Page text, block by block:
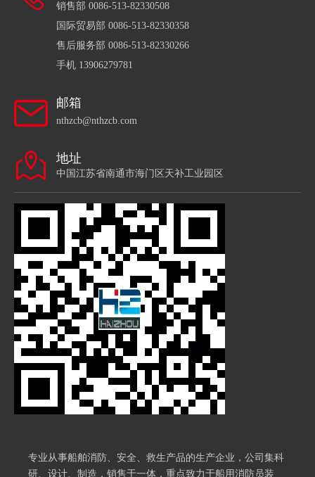
销售部 0086-513-82330508
国际贸易部 0086-513-82330358
售后服务部 0086-513-82330266
手机 13906279781
邮箱
nthzcb@nthzcb.com
地址
中国江苏省南通市海门区天补工业园区
专业从事船舶消防、安全、救生产品的生产企业，公司集科
研、设计、制造，销售于一体，重点致力于船用消防员装